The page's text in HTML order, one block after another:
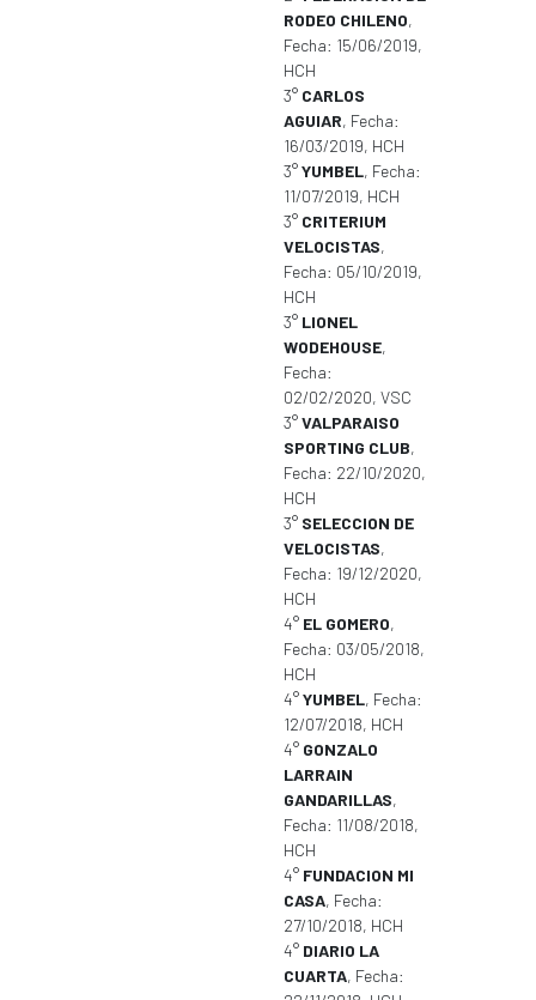
RODEO CHILENO,
Fecha: 15/06/2019,
HCH
3° CARLOS
AGUIAR, Fecha:
16/03/2019, HCH
3°YUMBEL, Fecha:
11/07/2019, HCH
3° CRITERIUM
VELOCISTAS,
Fecha: 05/10/2019,
HCH
3° LIONEL
WODEHOUSE,
Fecha:
02/02/2020, VSC
3°VALPARAISO
SPORTING CLUB,
Fecha: 22/10/2020,
HCH
3° SELECCION DE
VELOCISTAS,
Fecha: 19/12/2020,
HCH
4° EL GOMERO,
Fecha: 03/05/2018,
HCH
4°YUMBEL, Fecha:
12/07/2018, HCH
4° GONZALO
LARRAIN
GANDARILLAS,
Fecha: 11/08/2018,
HCH
4° FUNDACION MI
CASA, Fecha:
27/10/2018, HCH
4° DIARIO LA
CUARTA, Fecha: